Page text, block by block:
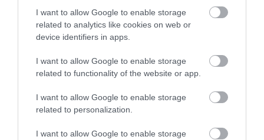
I want to allow Google to enable storage
related to analytics like cookies on web or
device identifiers in apps.
I want to allow Google to enable storage
related to functionality of the website or app.
I want to allow Google to enable storage
related to personalization.
I want to allow Google to enable storage